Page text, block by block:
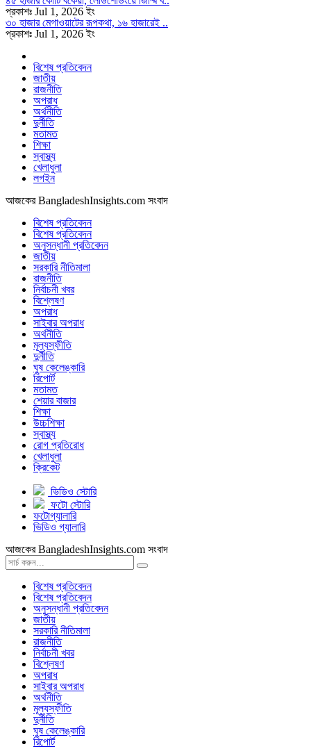
প্রকাশঃ Jul 1, 2026 ইং
৩০ হাজার মেগাওয়াটের রূপকথা, ১৬ হাজারেই ..
প্রকাশঃ Jul 1, 2026 ইং
বিশেষ প্রতিবেদন
জাতীয়
রাজনীতি
অপরাধ
অর্থনীতি
দুর্নীতি
মতামত
শিক্ষা
স্বাস্থ্য
খেলাধুলা
লগইন
আজকের BangladeshInsights.com সংবাদ
বিশেষ প্রতিবেদন
বিশেষ প্রতিবেদন
অনুসন্ধানী প্রতিবেদন
জাতীয়
সরকারি নীতিমালা
রাজনীতি
নির্বাচনী খবর
বিশ্লেষণ
অপরাধ
সাইবার অপরাধ
অর্থনীতি
মূল্যস্ফীতি
দুর্নীতি
ঘুষ কেলেঙ্কারি
রিপোর্ট
মতামত
শেয়ার বাজার
শিক্ষা
উচ্চশিক্ষা
স্বাস্থ্য
রোগ প্রতিরোধ
খেলাধুলা
ক্রিকেট
ভিডিও স্টোরি
ফটো স্টোরি
ফটোগ্যালারি
ভিডিও গ্যালারি
আজকের BangladeshInsights.com সংবাদ
বিশেষ প্রতিবেদন
বিশেষ প্রতিবেদন
অনুসন্ধানী প্রতিবেদন
জাতীয়
সরকারি নীতিমালা
রাজনীতি
নির্বাচনী খবর
বিশ্লেষণ
অপরাধ
সাইবার অপরাধ
অর্থনীতি
মূল্যস্ফীতি
দুর্নীতি
ঘুষ কেলেঙ্কারি
রিপোর্ট